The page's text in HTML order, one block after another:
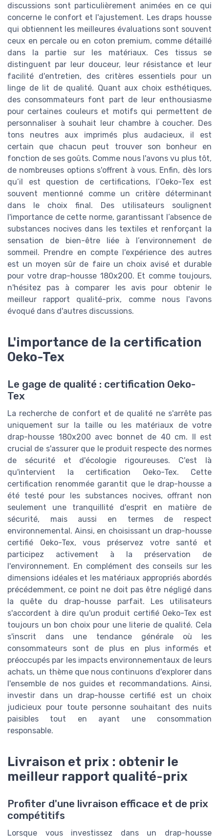
discussions sont particulièrement animées en ce qui
concerne le confort et l'ajustement. Les draps housse
qui obtiennent les meilleures évaluations sont souvent
ceux en percale ou en coton premium, comme détaillé
dans la partie sur les matériaux. Ces tissus se
distinguent par leur douceur, leur résistance et leur
facilité d'entretien, des critères essentiels pour un
linge de lit de qualité. Quant aux choix esthétiques,
des consommateurs font part de leur enthousiasme
pour certaines couleurs et motifs qui permettent de
personnaliser à souhait leur chambre à coucher. Des
tons neutres aux imprimés plus audacieux, il est
certain que chacun peut trouver son bonheur en
fonction de ses goûts. Comme nous l'avons vu plus tôt,
de nombreuses options s'offrent à vous. Enfin, dès lors
qu’il est question de certifications, l’Oeko-Tex est
souvent mentionné comme un critère déterminant
dans le choix final. Des utilisateurs soulignent
l'importance de cette norme, garantissant l’absence de
substances nocives dans les textiles et renforçant la
sensation de bien-être liée à l’environnement de
sommeil. Prendre en compte l'expérience des autres
est un moyen sûr de faire un choix avisé et durable
pour votre drap-housse 180x200. Et comme toujours,
n'hésitez pas à comparer les avis pour obtenir le
meilleur rapport qualité-prix, comme nous l'avons
évoqué dans d'autres discussions.
L'importance de la certification
Oeko-Tex
Le gage de qualité : certification Oeko-
Tex
La recherche de confort et de qualité ne s'arrête pas
uniquement sur la taille ou les matériaux de votre
drap-housse 180x200 avec bonnet de 40 cm. Il est
crucial de s'assurer que le produit respecte des normes
de sécurité et d'écologie rigoureuses. C'est là
qu'intervient la certification Oeko-Tex. Cette
certification renommée garantit que le drap-housse a
été testé pour les substances nocives, offrant non
seulement une tranquillité d'esprit en matière de
sécurité, mais aussi en termes de respect
environnemental. Ainsi, en choisissant un drap-housse
certifié Oeko-Tex, vous préservez votre santé et
participez activement à la préservation de
l'environnement. En complément des conseils sur les
dimensions idéales et les matériaux appropriés abordés
précédemment, ce point ne doit pas être négligé dans
la quête du drap-housse parfait. Les utilisateurs
s'accordent à dire qu'un produit certifié Oeko-Tex est
toujours un bon choix pour une literie de qualité. Cela
s'inscrit dans une tendance générale où les
consommateurs sont de plus en plus informés et
préoccupés par les impacts environnementaux de leurs
achats, un thème que nous continuons d'explorer dans
l'ensemble de nos guides et recommandations. Ainsi,
investir dans un drap-housse certifié est un choix
judicieux pour toute personne souhaitant des nuits
paisibles tout en ayant une consommation
responsable.
Livraison et prix : obtenir le
meilleur rapport qualité-prix
Profiter d'une livraison efficace et de prix
compétitifs
Lorsque vous investissez dans un drap-housse